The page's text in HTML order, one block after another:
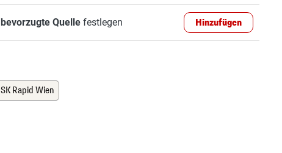
bevorzugte Quellefestlegen Hinzufügen
SK Rapid Wien